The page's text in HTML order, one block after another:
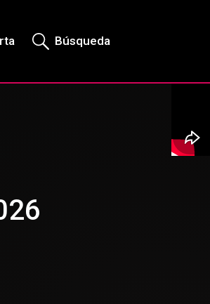
Búsqueda